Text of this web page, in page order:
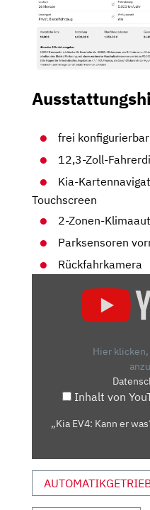
frei konfigurierbar
12,3-Zoll-
Kia-
Touchscreen
2-Zonen-
Parksensoren
Rückfahrkamera
DOWNGRADE?
VON
YOUTUBE
Hier
Inhalt von
„Kia EV4: Kann er